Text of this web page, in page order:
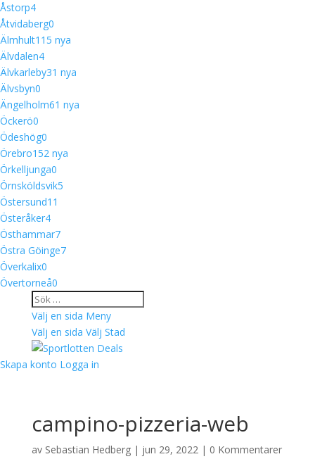
Åstorp4
Åtvidaberg0
Älmhult115 nya
Älvdalen4
Älvkarleby31 nya
Älvsbyn0
Ängelholm61 nya
Öckerö0
Ödeshög0
Örebro152 nya
Örkelljunga0
Örnsköldsvik5
Östersund11
Österåker4
Östhammar7
Östra Göinge7
Överkalix0
Övertorneå0
Välj en sida Meny
Välj en sida Välj Stad
Skapa konto Logga in
campino-pizzeria-web
av Sebastian Hedberg| jun 29, 2022| 0 Kommentarer